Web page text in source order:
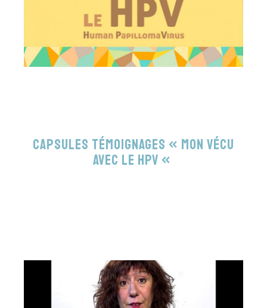
Capsules témoignages « Mon vécu
avec le HPV «